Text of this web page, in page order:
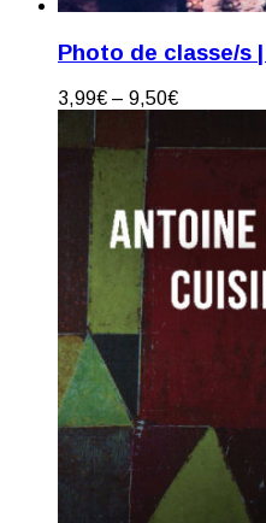
Photo de classe/s
3,99€ – 9,50€